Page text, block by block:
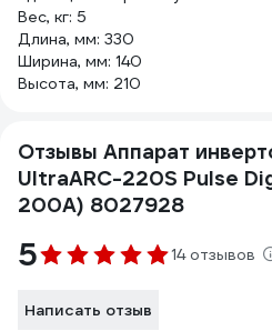
Вес, кг: 5
Длина, мм: 330
Ширина, мм: 140
Высота, мм: 210
Отзывы Аппарат
UltraARC-220S Pulse
200А) 8027928
5 14 отзывов
Написать отзыв